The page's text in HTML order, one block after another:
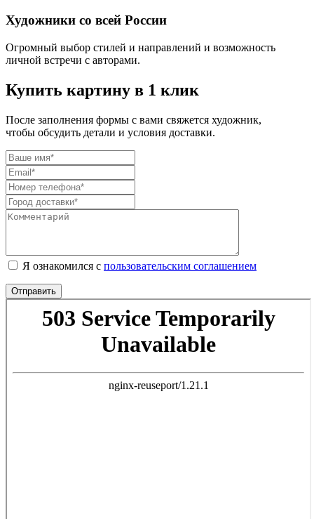
Художники со всей России
Огромный выбор стилей и направлений и возможность
личной встречи с авторами.
Купить картину в 1 клик
После заполнения формы с вами свяжется художник,
чтобы обсудить детали и условия доставки.
Я ознакомился с пользовательским соглашением